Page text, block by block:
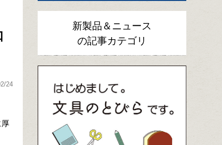
24
厚
新製品＆ニュース
の記事カテゴリ